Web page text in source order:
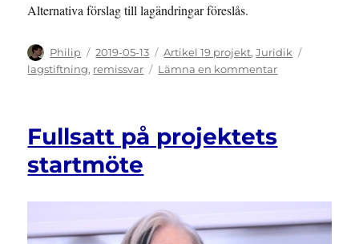
Alternativa förslag till lagändringar föreslås.
Författare
Philip
Publicerat
den
2019-05-13 Kategorier
Artikel 19 projekt,Juridik
lagstiftning, remissvar Lämna en kommentartill
och
i
Fullsatt på projektets
startmöte